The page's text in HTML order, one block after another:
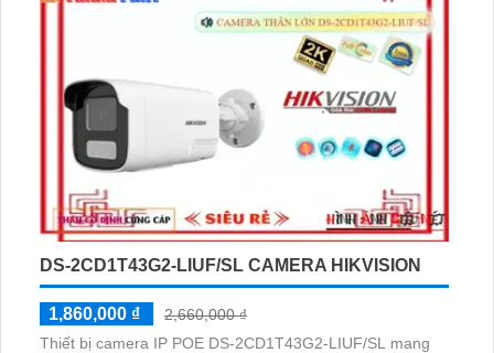
DS-2CD1T43G2-LIUF/SL CAMERA HIKVISION
1,860,000 ₫
2,660,000 ₫
Thiết bị camera IP POE DS-2CD1T43G2-LIUF/SL mang